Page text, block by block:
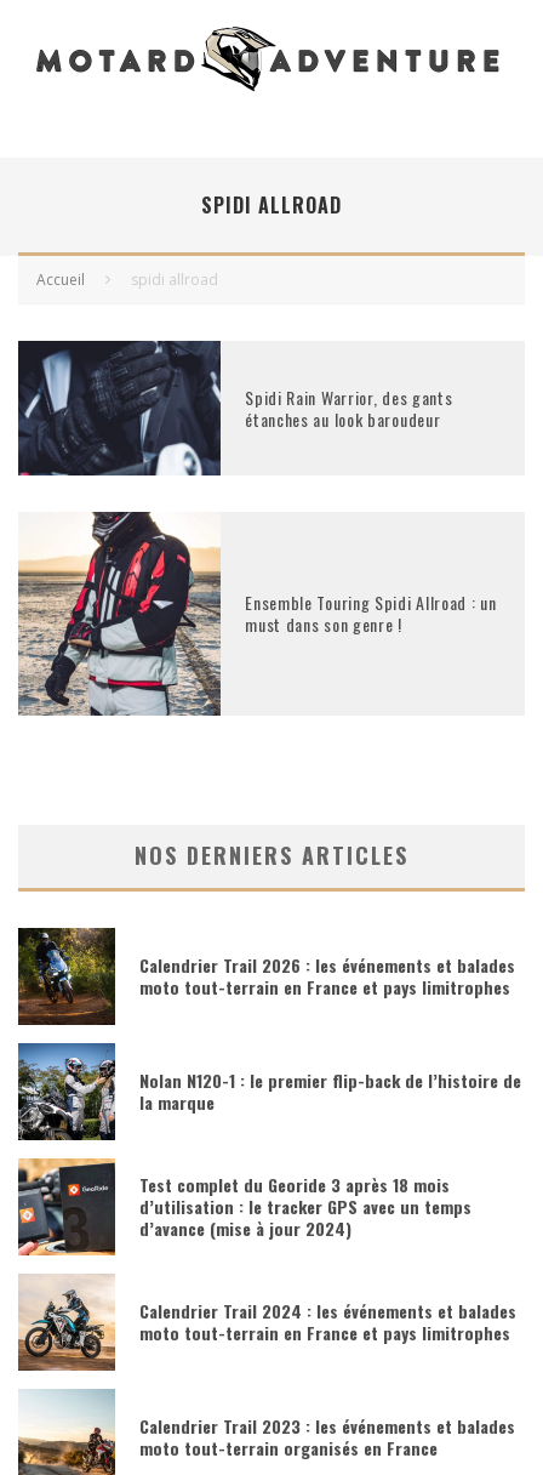
SPIDI ALLROAD
Accueil spidi allroad
Spidi Rain Warrior, des gants
étanches au look baroudeur
Ensemble Touring Spidi Allroad : un
must dans son genre !
NOS DERNIERS ARTICLES
Calendrier Trail 2026 : les événements et balades
moto tout-terrain en France et pays limitrophes
Nolan N120-1 : le premier flip-back de l’histoire de
la marque
Test complet du Georide 3 après 18 mois
d’utilisation : le tracker GPS avec un temps
d’avance (mise à jour 2024)
Calendrier Trail 2024 : les événements et balades
moto tout-terrain en France et pays limitrophes
Calendrier Trail 2023 : les événements et balades
moto tout-terrain organisés en France